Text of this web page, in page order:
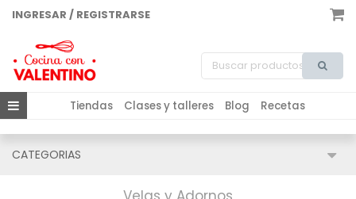
INGRESAR / REGISTRARSE
Tiendas Clases y talleres Blog Recetas
CATEGORIAS